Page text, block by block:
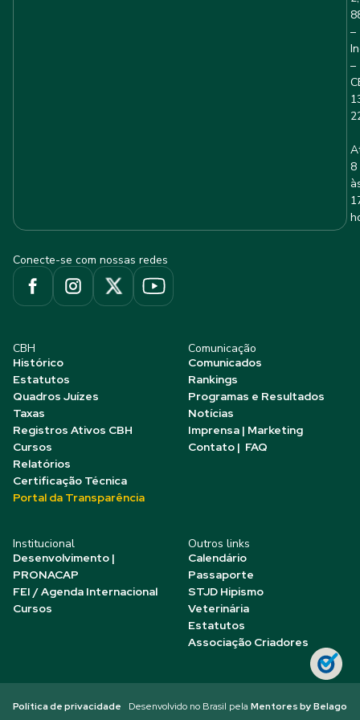
–
–
8
Conecte-se com nossas redes
CBH
Histórico
Estatutos
Quadros Juízes
Taxas
Registros Ativos CBH
Cursos
Relatórios
Certificação Técnica
Portal da Transparência
Comunicação
Comunicados
Rankings
Programas e Resultados
Notícias
Imprensa | Marketing
Contato | FAQ
Institucional
Desenvolvimento |
PRONACAP
FEI / Agenda Internacional
Cursos
Outros links
Calendário
Passaporte
STJD Hipismo
Veterinária
Estatutos
Associação Criadores
Política de privacidade Desenvolvido no Brasil pela Mentores by Belago